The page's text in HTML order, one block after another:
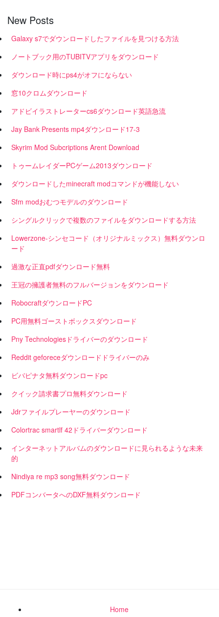
New Posts
Galaxy s7でダウンロードしたファイルを見つける方法
ノートブック用のTUBITVアプリをダウンロード
ダウンロード時にps4がオフにならない
窓10クロムダウンロード
アドビイラストレーターcs6ダウンロード英語急流
Jay Bank Presents mp4ダウンロード17-3
Skyrim Mod Subcriptions Arent Download
トゥームレイダーPCゲーム2013ダウンロード
ダウンロードしたminecraft modコマンドが機能しない
Sfm modおむつモデルのダウンロード
シングルクリックで複数のファイルをダウンロードする方法
Lowerzone-シンセコード（オリジナルミックス）無料ダウンロ
ード
過激な正直pdfダウンロード無料
王冠の擁護者無料のフルバージョンをダウンロード
RobocraftダウンロードPC
PC用無料ゴーストボックスダウンロード
Pny Technologiesドライバーのダウンロード
Reddit geforeceダウンロードドライバーのみ
ビバピナタ無料ダウンロードpc
クイック請求書プロ無料ダウンロード
Jdrファイルプレーヤーのダウンロード
Colortrac smartlf 42ドライバーダウンロード
インターネットアルバムのダウンロードに見られるような未来
的
Nindiya re mp3 song無料ダウンロード
PDFコンバータへのDXF無料ダウンロード
Home